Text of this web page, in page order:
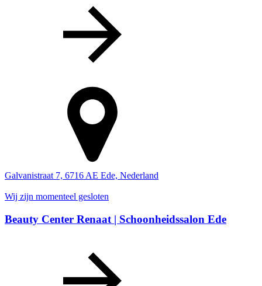
Galvanistraat 7, 6716 AE Ede, Nederland
Wij zijn momenteel gesloten
Beauty Center Renaat | Schoonheidssalon Ede